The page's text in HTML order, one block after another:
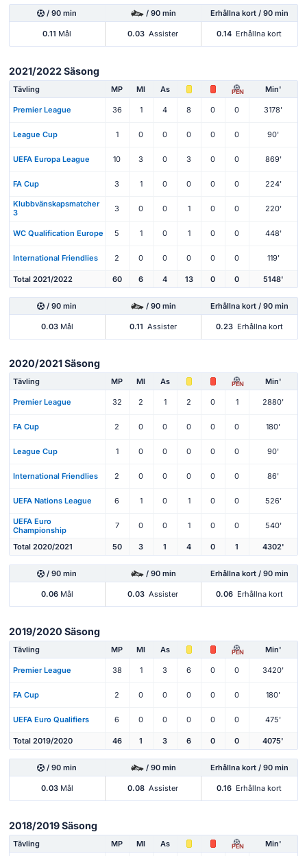
/ 90 min / 90 min Erhållna kort / 90 min
0.11 Mål 0.03 Assister 0.14 Erhållna kort
2021/2022 Säsong
Tävling MP Ml As PEN Min'
Premier League 36 1 4 8 0 0 3178'
League Cup 1 0 0 0 0 0 90'
UEFA Europa League 10 3 0 3 0 0 869'
FA Cup 3 1 0 0 0 0 224'
Klubbvänskapsmatcher
3
3 0 0 1 0 0 220'
WC Qualification Europe 5 1 0 1 0 0 448'
International Friendlies 2 0 0 0 0 0 119'
Total 2021/2022 60 6 4 13 0 0 5148'
/ 90 min / 90 min Erhållna kort / 90 min
0.03Mål 0.11 Assister 0.23 Erhållna kort
2020/2021 Säsong
Tävling MP Ml As PEN Min'
Premier League 32 2 1 2 0 1 2880'
FA Cup 2 0 0 0 0 0 180'
League Cup 1 0 0 0 0 0 90'
International Friendlies 2 0 0 0 0 0 86'
UEFA Nations League 6 1 0 1 0 0 526'
UEFA Euro
Championship
7 0 0 1 0 0 540'
Total 2020/2021 50 3 1 4 0 1 4302'
/ 90 min / 90 min Erhållna kort / 90 min
0.06Mål 0.03 Assister 0.06 Erhållna kort
2019/2020 Säsong
Tävling MP Ml As PEN Min'
Premier League 38 1 3 6 0 0 3420'
FA Cup 2 0 0 0 0 0 180'
UEFA Euro Qualifiers 6 0 0 0 0 0 475'
Total 2019/2020 46 1 3 6 0 0 4075'
/ 90 min / 90 min Erhållna kort / 90 min
0.03Mål 0.08 Assister 0.16 Erhållna kort
2018/2019 Säsong
Tävling MP Ml As PEN Min'